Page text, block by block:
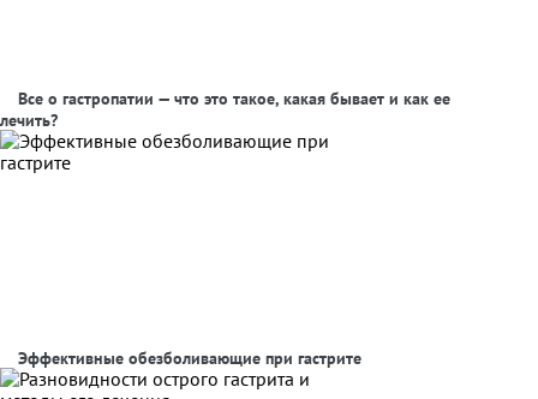
Все о гастропатии — что это такое, какая бывает и как ее
лечить?
Эффективные обезболивающие при гастрите